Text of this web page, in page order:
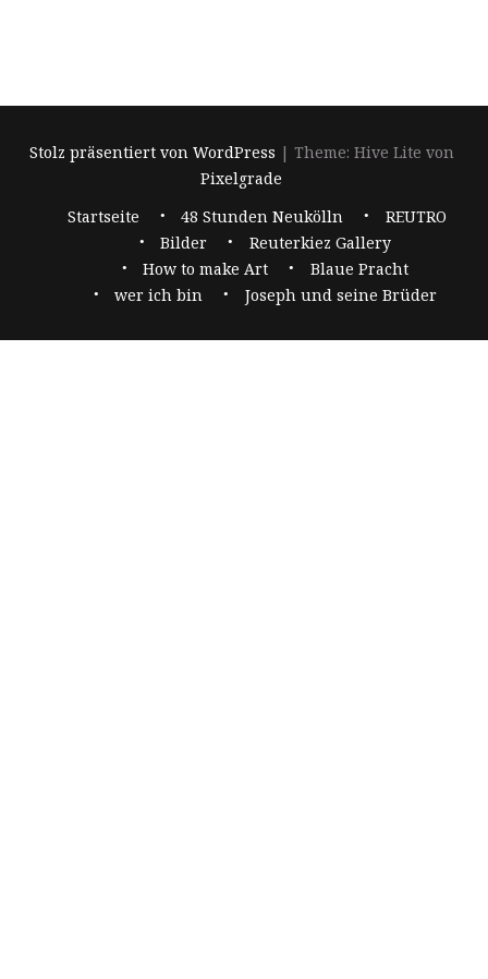
Stolz präsentiert von WordPress | Theme: Hive Lite von
Pixelgrade
Startseite 48 Stunden Neukölln
REUTRO
Bilder
Reuterkiez Gallery
How to make Art
Blaue Pracht
wer ich bin
Joseph und seine Brüder